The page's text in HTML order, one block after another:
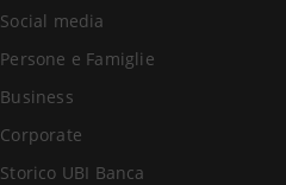
Social media
Persone e Famiglie
Business
Corporate
Storico UBI Banca